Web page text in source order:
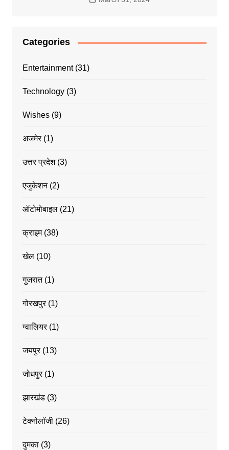
Categories
Entertainment(31)
Technology(3)
Wishes(9)
अजमेर(1)
उत्तर प्रदेश(3)
एजुकेशन(2)
ऑटोमोबाइल(21)
क्राइम(38)
खेल(10)
गुजरात(1)
गोरखपुर(1)
ग्वालियर(1)
जयपुर(13)
जोधपुर(1)
झारखंड(3)
टेक्नोलॉजी(26)
दुमका(3)